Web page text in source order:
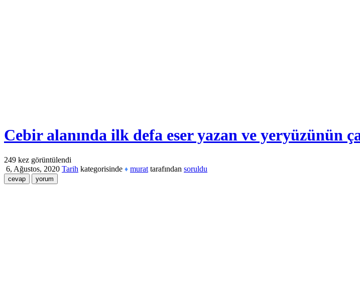
Cebir alanında ilk defa eser yazan ve yeryüzünün
249 kez görüntülendi
6, Ağustos, 2020 Tarih kategorisinde ♦ murat tarafından soruldu